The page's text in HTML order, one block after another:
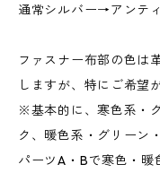
通常シルバー→アンテ
ファスナー布部の色は
しますが、特にご希望
※基本的に、寒色系・
ク、暖色系・グリーン
パーツA・Bで寒色・